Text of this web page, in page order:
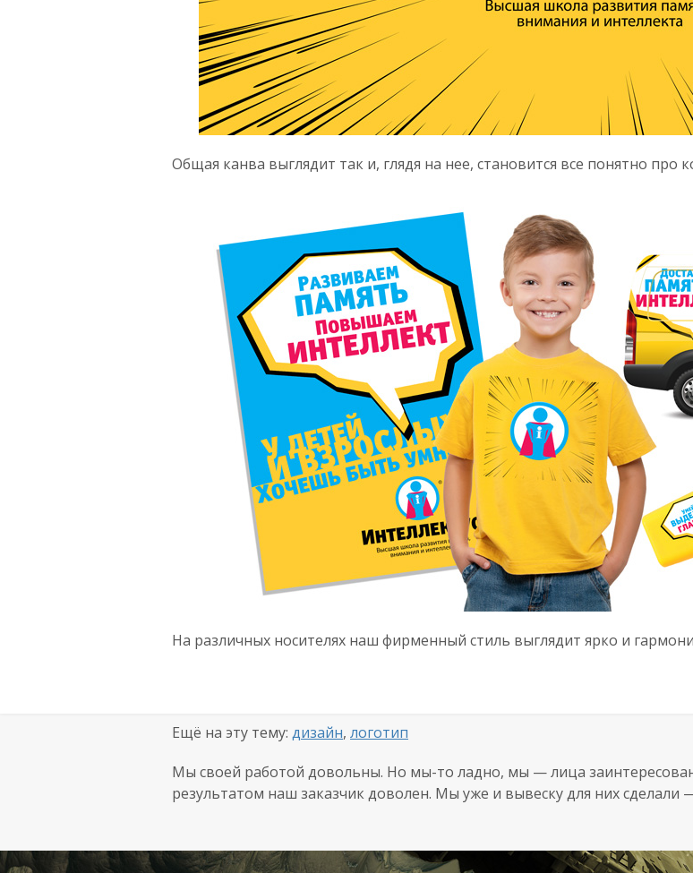
Общая канва выглядит так и, глядя на нее, становится все понятно про
На различных носителях наш фирменный стиль выглядит ярко и
Ещё на эту тему: дизайн, логотип
Мы своей работой довольны. Но мы-то ладно, мы — лица
результатом наш заказчик доволен. Мы уже и вывеску для них сделали